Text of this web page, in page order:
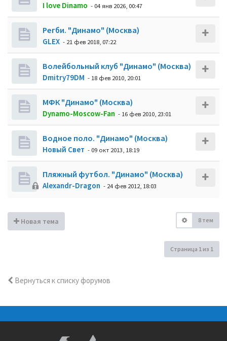
I love Dinamo - 04 янв 2026, 00:47
Регби. "Динамо" (Москва)
GLEX - 21 фев 2018, 07:22
Волейбольный клуб "Динамо" (Москва)
Dmitry79DM - 18 фев 2010, 20:01
МФК "Динамо" (Москва)
Dynamo-Moscow-Fan - 16 фев 2010, 23:01
Водное поло. "Динамо" (Москва)
Новый Свет - 09 окт 2013, 18:19
Пляжный футбол. "Динамо" (Москва)
Alexandr-Dragon - 24 фев 2012, 18:03
Новая тема 8 тем
Страница 1из 1
Вернуться к списку форумов